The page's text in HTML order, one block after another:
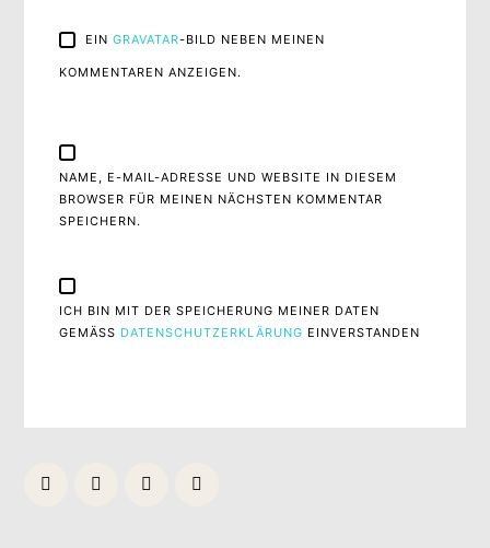
EIN GRAVATAR-BILD NEBEN MEINEN
KOMMENTAREN ANZEIGEN.
NAME, E-MAIL-ADRESSE UND WEBSITE IN DIESEM
BROWSER FÜR MEINEN NÄCHSTEN KOMMENTAR
SPEICHERN.
ICH BIN MIT DER SPEICHERUNG MEINER DATEN
GEMÄSS DATENSCHUTZERKLÄRUNG EINVERSTANDEN